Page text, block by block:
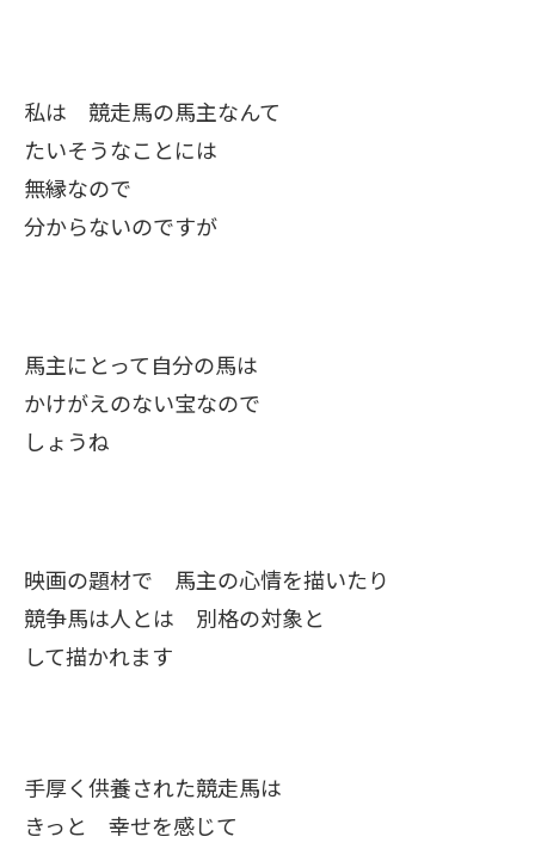
私は 競走馬の馬主なんて
たいそうなことには
無縁なので
分からないのですが
馬主にとって自分の馬は
かけがえのない宝なので
しょうね
映画の題材で 馬主の心情を描いたり
競争馬は人とは 別格の対象と
して描かれます
手厚く供養された競走馬は
きっと 幸せを感じて